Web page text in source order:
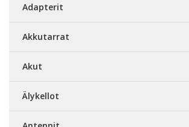
Adapterit
Akkutarrat
Akut
Älykellot